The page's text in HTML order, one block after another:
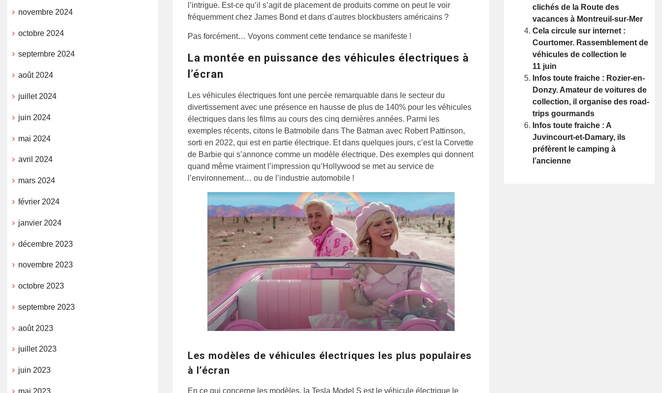
l’intrigue. Est-ce qu’il s’agit de placement de produits comme on peut le voir
fréquemment chez James Bond et dans d’autres blockbusters américains ?
Pas forcément… Voyons comment cette tendance se manifeste !
La montée en puissance des véhicules électriques à
l’écran
Les véhicules électriques font une percée remarquable dans le secteur du
divertissement avec une présence en hausse de plus de 140% pour les véhicules
électriques dans les films au cours des cinq dernières années. Parmi les
exemples récents, citons le Batmobile dans The Batman avec Robert Pattinson,
sorti en 2022, qui est en partie électrique. Et dans quelques jours, c’est la Corvette
de Barbie qui s’annonce comme un modèle électrique. Des exemples qui donnent
quand même vraiment l’impression qu’Hollywood se met au service de
l’environnement… ou de l’industrie automobile !
Les modèles de véhicules électriques les plus populaires
à l’écran
En ce qui concerne les modèles, la Tesla Model S est le véhicule électrique le
clichés de la Route des
vacances à Montreuil-sur-Mer
Cela circule sur internet :
Courtomer. Rassemblement de
véhicules de collection le
11 juin
Infos toute fraiche : Rozier-en-
Donzy. Amateur de voitures de
collection, il organise des road-
trips gourmands
Infos toute fraiche : A
Juvincourt-et-Damary, ils
préfèrent le camping à
l’ancienne
novembre 2024
octobre 2024
septembre 2024
août 2024
juillet 2024
juin 2024
mai 2024
avril 2024
mars 2024
février 2024
janvier 2024
décembre 2023
novembre 2023
octobre 2023
septembre 2023
août 2023
juillet 2023
juin 2023
mai 2023